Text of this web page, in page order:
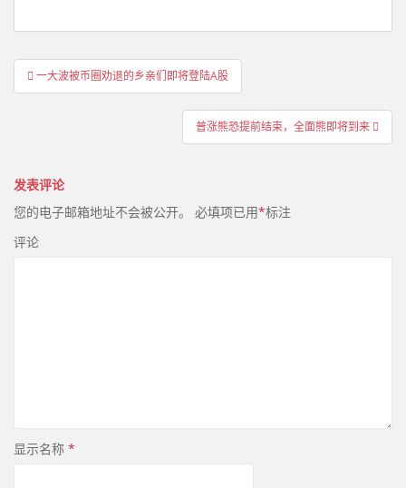
文
章
一大波被币圈劝退的乡亲们即将登陆A股
普涨熊恐提前结束，全面熊即将到来
发表评论
您的电子邮箱地址不会被公开。 必填项已用*标注
评论
显示名称 *